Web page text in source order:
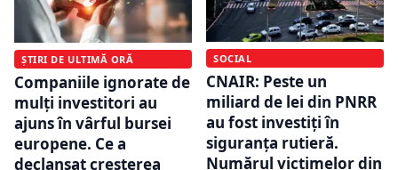
ȘTIRI DE ULTIMĂ ORĂ
Companiile ignorate de
mulți investitori au
ajuns în vârful bursei
europene. Ce a
declanșat creșterea
SOCIAL
CNAIR: Peste un
miliard de lei din PNRR
au fost investiți în
siguranța rutieră.
Numărul victimelor din